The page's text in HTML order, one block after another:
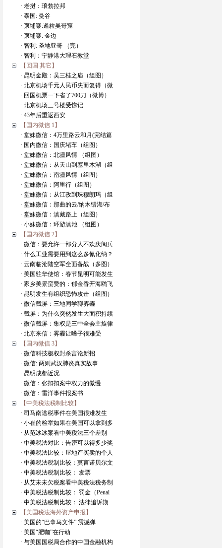
· 老挝：琅勃拉邦
· 泰国: 曼谷
· 柬埔寨:暹粒吴哥窟
· 柬埔寨: 金边
· 智利: 圣地亚哥 （完）
· 智利：宁静港大理石教堂
【回国 其它】
· 昆明金殿：吴三桂之庙（组图）
· 北京机场千元人民币失而复得（微
· 回国机票一下省了700刀（微博）
· 北京机场三号楼受惊记
· 43年后重返西安
【国内微信 1】
· 堂妹微信：4万里路云和月(完结篇
· 国内微信：国庆堵车（组图）
· 堂妹微信：北疆风情 （组图）
· 堂妹微信：从天山到塞里木湖（组
· 堂妹微信：南疆风情（组图）
· 堂妹微信：阿里行（组图）
· 堂妹微信：从江孜到珠穆朗玛（组
· 堂妹微信：那曲的云/纳木错湖/布
· 堂妹微信：滇藏路上（组图）
· 小妹微信：环游滇池 （组图）
【国内微信 2】
· 微信：要允许一部分人不欢庆阅兵
· 什么工业需要用到这么多氰化纳？
· 云南临沧陆空军全面备战（多图）
· 美国驻华使馆：春节昆明可能发生
· 家乡美景蛮赞的：郁金香开海鸥飞
· 昆明发生有组织恐怖攻击（组图）
· 微信截屏：三地同学聊雾霾
· 截屏：为什么突然发生大面积持续
· 微信截屏：集权是三中全会主旋律
· 北京来信：雾霾让嗓子很难受
【国内微信 3】
· 微信科技极权封杀言论新招
· 微信: 两则武汉肺炎真实故事
· 昆明成都近况
· 微信：张扣扣案中权力的傲慢
· 微信：雷洋事件报案书
【中美税法税制比较】
· 司马南逃税事件在美国很难发生
· 小崔的检举如果在美国可以拿到多
· 从范冰冰案看中美税法三个差别
· 中美税法对比：告密可以得多少奖
· 中美税法比较：屋地产买卖的个人
· 中美税法税制比较：莫言诺贝尔文
· 中美税法税制比较： 发票
· 从艾未未欠税案看中美税法税务制
· 中美税法税制比较： 罚金（Penal
· 中美税法税制比较： 法律追诉期
【美国税法海外资产申报】
· 美国的“巴拿马文件” 震撼弹
· 美国“肥咖”在行动
· 与美国国税局合作的中国金融机构